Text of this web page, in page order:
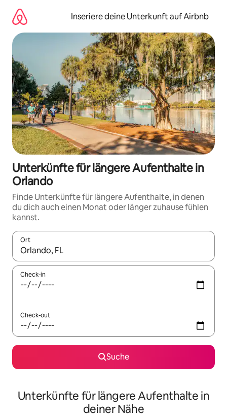
Inhalten
springen
Inseriere deine Unterkunft auf Airbnb
Unterkünfte für längere Aufenthalte in
Orlando
Finde Unterkünfte für längere Aufenthalte, in denen
du dich auch einen Monat oder länger zuhause fühlen
kannst.
Ort
Wenn Ergebnisse verfügbar sind, navigiere mit den
Check-in
Check-out
Suche
Unterkünfte für längere Aufenthalte in
deiner Nähe